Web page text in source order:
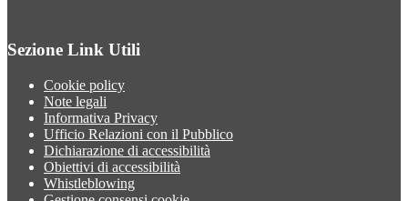
Sezione Link Utili
Cookie policy
Note legali
Informativa Privacy
Ufficio Relazioni con il Pubblico
Dichiarazione di accessibilità
Obiettivi di accessibilità
Whistleblowing